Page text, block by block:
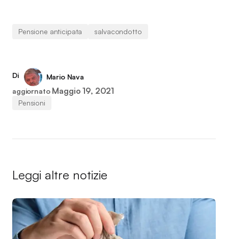
Pensione anticipata salvacondotto
Di
Mario Nava
aggiornato Maggio 19, 2021
Pensioni
Leggi altre notizie